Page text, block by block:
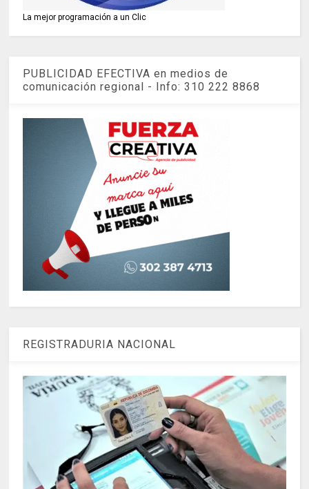
La mejor programación a un Clic
PUBLICIDAD EFECTIVA en medios de
comunicación regional - Info: 310 222 8868
REGISTRADURIA NACIONAL